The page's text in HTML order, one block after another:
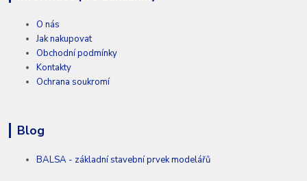
O nás
Jak nakupovat
Obchodní podmínky
Kontakty
Ochrana soukromí
Blog
BALSA - základní stavební prvek modelářů